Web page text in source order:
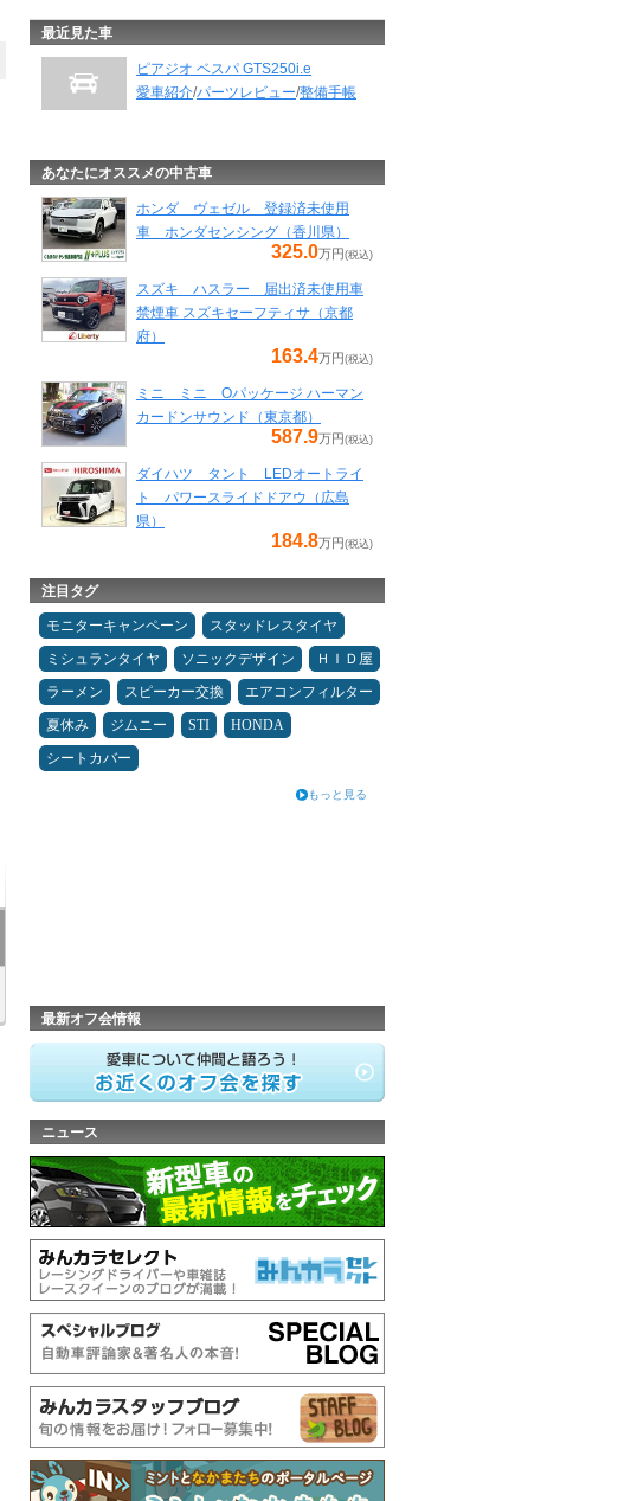
最近見た車
ピアジオ ベスパ GTS250i.e
愛車紹介/パーツレビュー/整備手帳
あなたにオススメの中古車
ホンダ ヴェゼル 登録済未使用
車 ホンダセンシング（香川県）
325.0万円 (税込)
スズキ ハスラー 届出済未使用車
禁煙車 スズキセーフティサ（京都
府）
163.4万円 (税込)
ミニ ミニ Oパッケージ ハーマン
カードンサウンド（東京都）
587.9万円 (税込)
ダイハツ タント LEDオートライ
ト パワースライドドアウ（広島
県）
184.8万円 (税込)
注目タグ
モニターキャンペーン
スタッドレスタイヤ
ミシュランタイヤ
ソニックデザイン
ＨＩＤ屋
ラーメン
スピーカー交換
エアコンフィルター
夏休み
ジムニー STI
HONDA
シートカバー
もっと見る
最新オフ会情報
ニュース